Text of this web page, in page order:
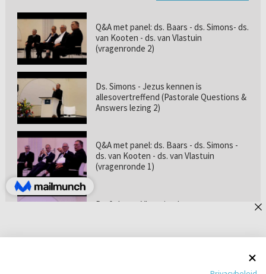
Q&A met panel: ds. Baars - ds. Simons- ds.
van Kooten - ds. van Vlastuin
(vragenronde 2)
Ds. Simons - Jezus kennen is
allesovertreffend (Pastorale Questions &
Answers lezing 2)
Q&A met panel: ds. Baars - ds. Simons -
ds. van Kooten - ds. van Vlastuin
(vragenronde 1)
Prof. dr. van Vlastuin - Is